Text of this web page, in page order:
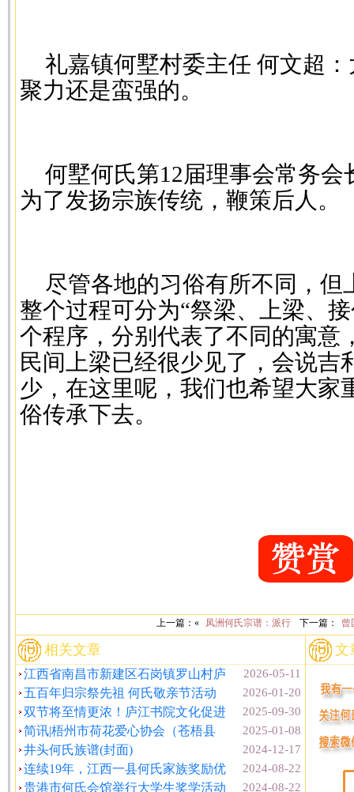
礼嘉镇何墅村委主任 何文超
聚力还是蛮强的。
何墅何氏第12届理事会常务
为了发扬宗族传统，鞭策后人。
尽管各地的习俗有所不同，但
整个过程可分为“祭梁、上梁、
个程序，分别代表了不同的寓意
民间上梁已经很少见了，会说吉
少，在这里呢，我们也希望大家
俗传承下去。
上一篇：« 凤洲何氏宗谱：派行 下一篇： 曾
相关文章
2026-05-11
江西省南昌市新建区石岗镇罗山村庐
2026-01-20
五百年归宗祭先祖 何氏敬亲节活动
2025-09-30
双节将至情更浓！庐江书院文化促进
2025-01-08
简讯|梧州市荷花爱心协会（苍梧县
2024-12-17
井头何氏族谱(封面)
2024-08-22
连续19年，江西一县何氏家族奖励优
2024-08-22
贵港市何氏会馆举行大学生奖学活动
文